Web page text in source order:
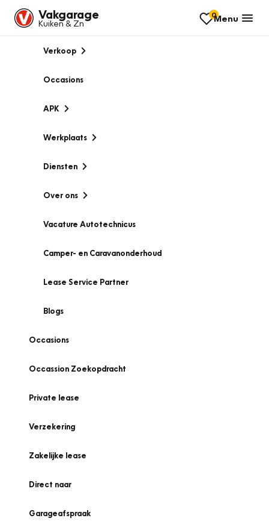
Vakgarage
Kuiken & Zn
0Menu
Verkoop
Occasions
APK
Werkplaats
Diensten
Over ons
Vacature Autotechnicus
Camper- en Caravanonderhoud
Lease Service Partner
Blogs
Occasions
Occassion Zoekopdracht
Private lease
Verzekering
Zakelijke lease
Direct naar
Garageafspraak